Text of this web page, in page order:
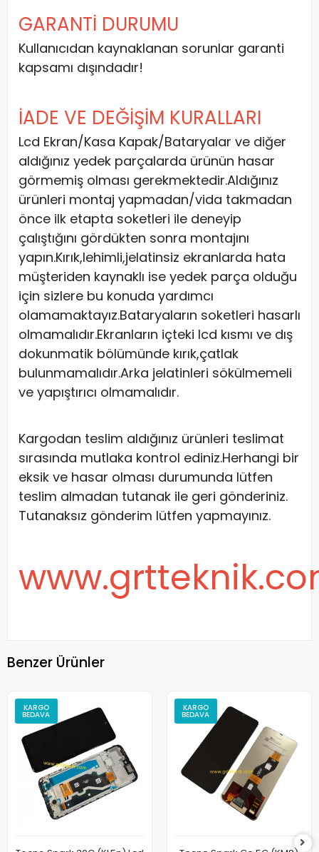
GARANTİ DURUMU
Kullanıcıdan kaynaklanan sorunlar garanti
kapsamı dışındadır!
İADE VE DEĞİŞİM KURALLARI
Lcd Ekran/Kasa Kapak/Bataryalar ve diğer
aldığınız yedek parçalarda ürünün hasar
görmemiş olması gerekmektedir.Aldığınız
ürünleri montaj yapmadan/vida takmadan
önce ilk etapta soketleri ile deneyip
çalıştığını gördükten sonra montajını
yapın.Kırık,lehimli,jelatinsiz ekranlarda hata
müşteriden kaynaklı ise yedek parça olduğu
için sizlere bu konuda yardımcı
olamamaktayız.Bataryaların soketleri hasarlı
olmamalıdır.Ekranların içteki lcd kısmı ve dış
dokunmatik bölümünde kırık,çatlak
bulunmamalıdır.Arka jelatinleri sökülmemeli
ve yapıştırıcı olmamalıdır.
Kargodan teslim aldığınız ürünleri teslimat
sırasında mutlaka kontrol ediniz.Herhangi bir
eksik ve hasar olması durumunda lütfen
teslim almadan tutanak ile geri gönderiniz.
Tutanaksız gönderim lütfen yapmayınız.
Benzer Ürünler
KARGO
BEDAVA
KARGO
BEDAVA